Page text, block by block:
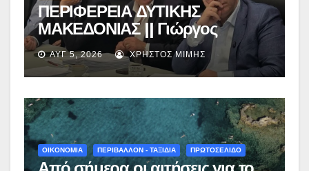
ΠΕΡΙΦΕΡΕΙΑ ΔΥΤΙΚΗΣ
ΜΑΚΕΔΟΝΙΑΣ || Γιώργος
Αμανατίδης για Φράγμα
Νεστορίου: «Η δέσμευσή μας
γίνεται πράξη με εξασφαλισμένη
χρηματοδότηση»
ΑΥΓ 5, 2026 ΧΡΉΣΤΟΣ ΜΊΜΗΣ
ΟΙΚΟΝΟΜΙΑ ΠΕΡΙΒΑΛΛΟΝ - ΤΑΞΙΔΙΑ ΠΡΩΤΟΣΕΛΙΔΟ